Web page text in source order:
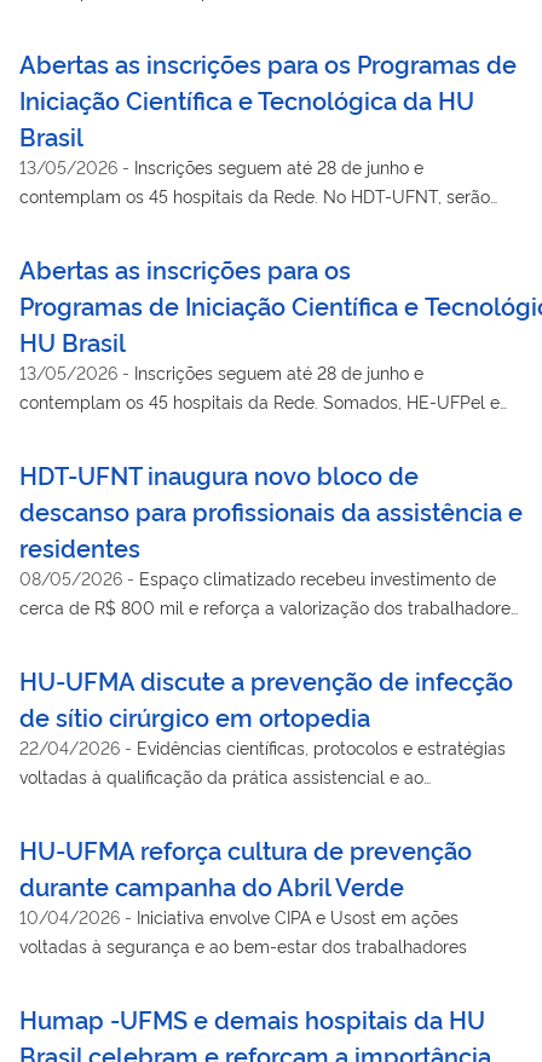
Abertas as inscrições para os Programas de
Iniciação Científica e Tecnológica da HU
Brasil
13/05/2026 - Inscrições seguem até 28 de junho e
contemplam os 45 hospitais da Rede. No HDT-UFNT, serão
Abertas as inscrições para os
Programas de Iniciação Científica e
HU Brasil
13/05/2026 - Inscrições seguem até 28 de junho e
contemplam os 45 hospitais da Rede. Somados, HE-UFPel e
HDT-UFNT inaugura novo bloco de
descanso para profissionais da assistência e
residentes
08/05/2026 - Espaço climatizado recebeu investimento de
cerca de R$ 800 mil e reforça a valorização dos trabalhadores
HU-UFMA discute a prevenção de infecção
de sítio cirúrgico em ortopedia
22/04/2026 - Evidências científicas, protocolos e estratégias
voltadas à qualificação da prática assistencial e ao
HU-UFMA reforça cultura de prevenção
durante campanha do Abril Verde
10/04/2026 - Iniciativa envolve CIPA e Usost em ações
voltadas à segurança e ao bem-estar dos trabalhadores
Humap -UFMS e demais hospitais da HU
Brasil celebram e reforçam a importância